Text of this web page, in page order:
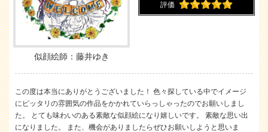
似顔絵師：藤井ゆき
評価
この度は本当にありがとうございました！ 色々探している中でイメージ
にピッタリの雰囲気の作品をかかれていらっしゃったのでお願いしまし
た。 とても味わいのある素敵な似顔絵になり嬉しいです。 素敵な思い出
になりました。 また、機会がありましたらぜひお願いしようと思いま